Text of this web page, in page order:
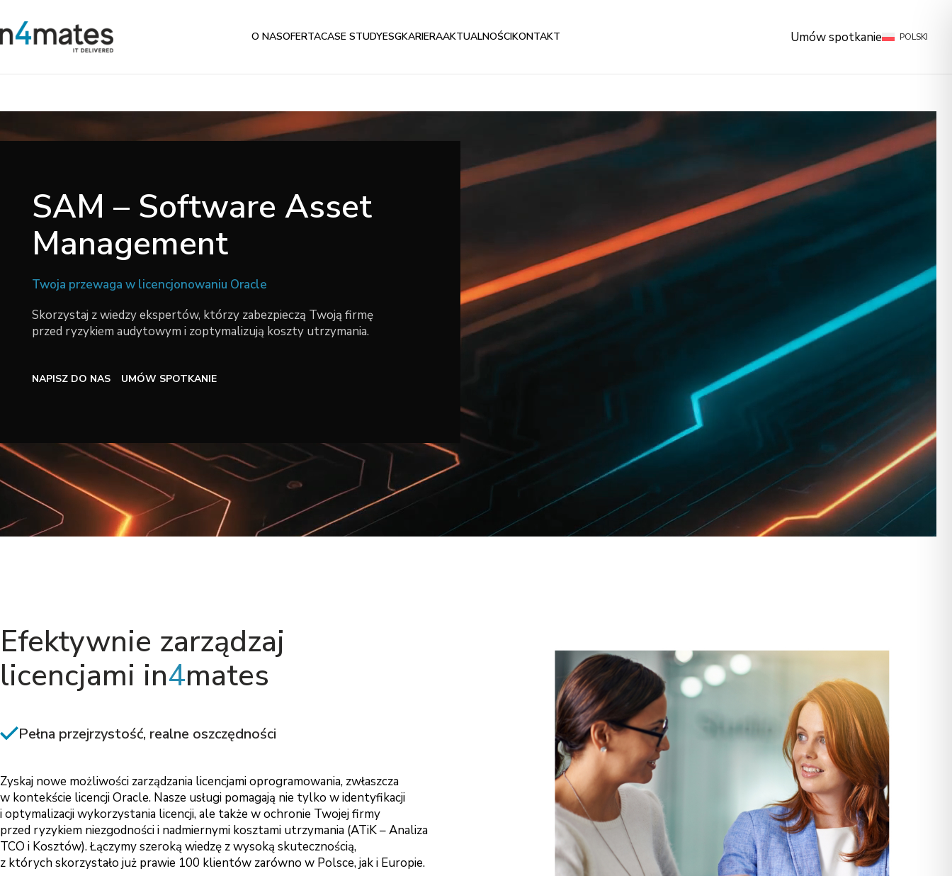
O NASOFERTACASE STUDYESGKARIERAAKTUALNOŚCIKONTAKT Umów spotkanie POLSKI
SAM – Software Asset
Management
Twoja przewaga w licencjonowaniu Oracle
Skorzystaj z wiedzy ekspertów, którzy zabezpieczą Twoją firmę
przed ryzykiem audytowym i zoptymalizują koszty utrzymania.
NAPISZ DO NAS UMÓW SPOTKANIE
Efektywnie zarządzaj
licencjami in4mates
Pełna przejrzystość, realne oszczędności
Zyskaj nowe możliwości zarządzania licencjami oprogramowania, zwłaszcza
w kontekście licencji Oracle. Nasze usługi pomagają nie tylko w identyfikacji
i optymalizacji wykorzystania licencji, ale także w ochronie Twojej firmy
przed ryzykiem niezgodności i nadmiernymi kosztami utrzymania (ATiK – Analiza
TCO i Kosztów). Łączymy szeroką wiedzę z wysoką skutecznością,
z których skorzystało już prawie 100 klientów zarówno w Polsce, jak i Europie.